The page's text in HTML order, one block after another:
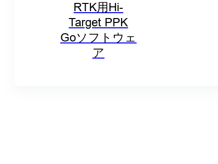
RTK用Hi-
Target PPK
Goソフトウェ
ア